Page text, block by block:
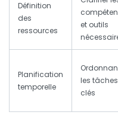
Définition
des
ressources
et outils
Planification
temporelle
les tâches
clés